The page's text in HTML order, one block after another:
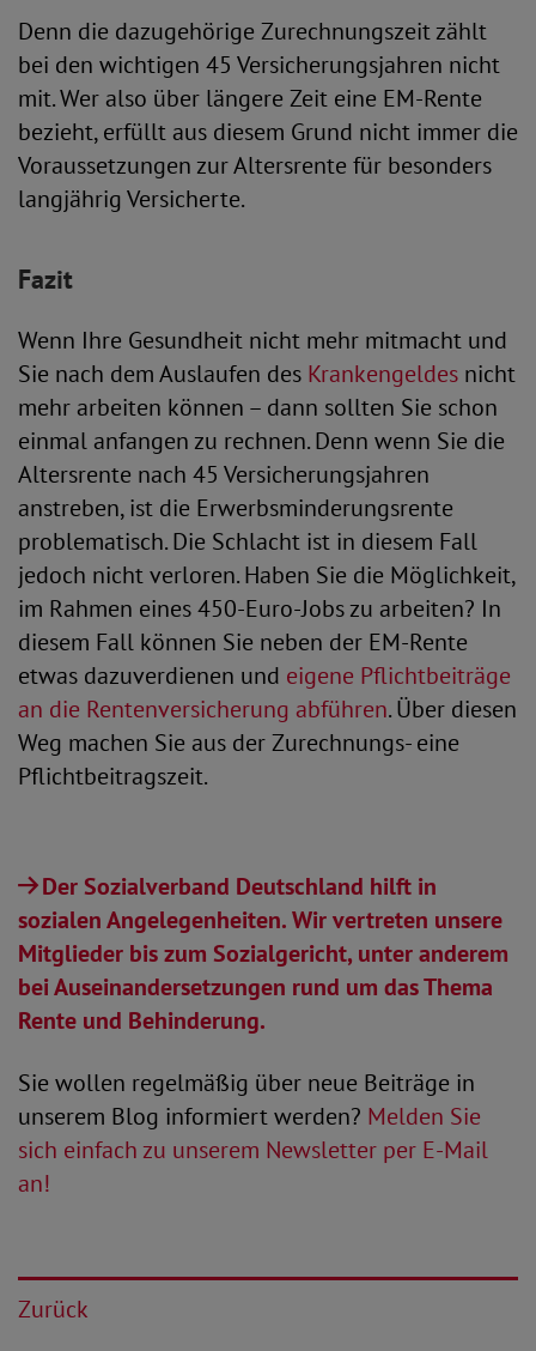
Denn die dazugehörige Zurechnungszeit zählt
bei den wichtigen 45 Versicherungsjahren nicht
mit. Wer also über längere Zeit eine EM-Rente
bezieht, erfüllt aus diesem Grund nicht immer die
Voraussetzungen zur Altersrente für besonders
langjährig Versicherte.
Fazit
Wenn Ihre Gesundheit nicht mehr mitmacht und
Sie nach dem Auslaufen des Krankengeldes nicht
mehr arbeiten können – dann sollten Sie schon
einmal anfangen zu rechnen. Denn wenn Sie die
Altersrente nach 45 Versicherungsjahren
anstreben, ist die Erwerbsminderungsrente
problematisch. Die Schlacht ist in diesem Fall
jedoch nicht verloren. Haben Sie die Möglichkeit,
im Rahmen eines 450-Euro-Jobs zu arbeiten? In
diesem Fall können Sie neben der EM-Rente
etwas dazuverdienen und eigene Pflichtbeiträge
an die Rentenversicherung abführen. Über diesen
Weg machen Sie aus der Zurechnungs- eine
Pflichtbeitragszeit.
Der Sozialverband Deutschland hilft in
sozialen Angelegenheiten. Wir vertreten unsere
Mitglieder bis zum Sozialgericht, unter anderem
bei Auseinandersetzungen rund um das Thema
Rente und Behinderung.
Sie wollen regelmäßig über neue Beiträge in
unserem Blog informiert werden? Melden Sie
sich einfach zu unserem Newsletter per E-Mail
an!
Zurück